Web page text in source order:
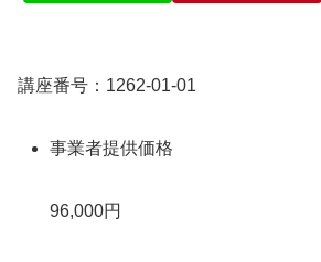
講座番号：1262-01-01
事業者提供価格
96,000円